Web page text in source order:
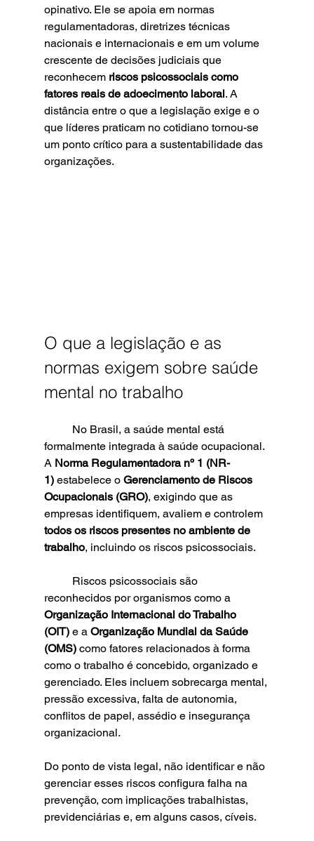
opinativo. Ele se apoia em normas
regulamentadoras, diretrizes técnicas
nacionais e internacionais e em um volume
crescente de decisões judiciais que
reconhecem riscos psicossociais como
fatores reais de adoecimento laboral. A
distância entre o que a legislação exige e o
que líderes praticam no cotidiano tornou-se
um ponto crítico para a sustentabilidade das
organizações.
O que a legislação e as
normas exigem sobre saúde
mental no trabalho
formalmente integrada à saúde ocupacional.
A Norma Regulamentadora nº 1 (NR-
1) estabelece o Gerenciamento de Riscos
Ocupacionais (GRO), exigindo que as
empresas identifiquem, avaliem e controlem
todos os riscos presentes no ambiente de
trabalho, incluindo os riscos psicossociais.
reconhecidos por organismos como a
Organização Internacional do Trabalho
(OIT) e a Organização Mundial da Saúde
(OMS) como fatores relacionados à forma
como o trabalho é concebido, organizado e
gerenciado. Eles incluem sobrecarga mental,
pressão excessiva, falta de autonomia,
conflitos de papel, assédio e insegurança
organizacional.
Do ponto de vista legal, não identificar e não
gerenciar esses riscos configura falha na
prevenção, com implicações trabalhistas,
previdenciárias e, em alguns casos, cíveis.